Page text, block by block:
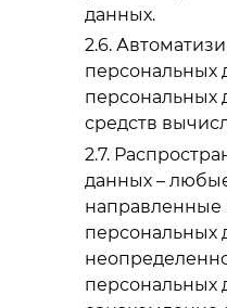
данных.
персональных
средств
данных –
направленные
персональных
персональных